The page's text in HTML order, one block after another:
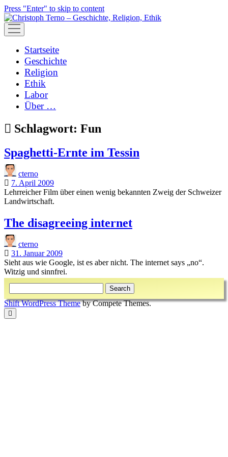
Press "Enter" to skip to content
open
menu
Startseite
Geschichte
Religion
Ethik
Labor
Über …
Schlagwort: Fun
Spaghetti-Ernte im Tessin
cterno
7. April 2009
Lehrreicher Film über einen wenig bekannten Zweig der Schweizer
Landwirtschaft.
The disagreeing internet
cterno
31. Januar 2009
Sieht aus wie Google, ist es aber nicht. The internet says „no“.
Witzig und sinnfrei.
Sidebar
Shift WordPress Themeby Compete Themes.
Scroll
to